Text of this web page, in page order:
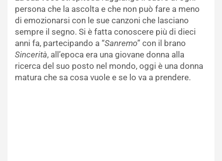
persona che la ascolta e che non può fare a meno
di emozionarsi con le sue canzoni che lasciano
sempre il segno. Si è fatta conoscere più di dieci
anni fa, partecipando a “Sanremo” con il brano
Sincerità, all’epoca era una giovane donna alla
ricerca del suo posto nel mondo, oggi è una donna
matura che sa cosa vuole e se lo va a prendere.